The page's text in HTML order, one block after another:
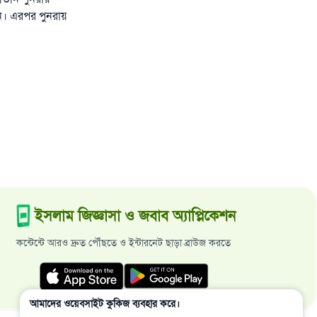
এরপর পুনরায়
ইসলাম জিজ্ঞাসা ও জবাব অ্যাপ্লিকেশন
কন্টেন্টে আরও দ্রুত পৌঁছতে ও ইন্টারনেট ছাড়া ব্রাউজ করতে
আমাদের ওয়েবসাইট কুকিজ ব্যবহার করে।